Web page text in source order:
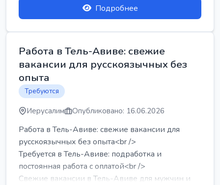
Подробнее
Работа в Тель-Авиве: свежие
вакансии для русскоязычных без
опыта
Требуются
Иерусалим Опубликовано: 16.06.2026
Работа в Тель-Авиве: свежие вакансии для
русскоязычных без опыта<br />
Требуется в Тель-Авиве: подработка и
постоянная работа с оплатой<br />
Свежие вакансии в Тель-Авиве для мужчин и